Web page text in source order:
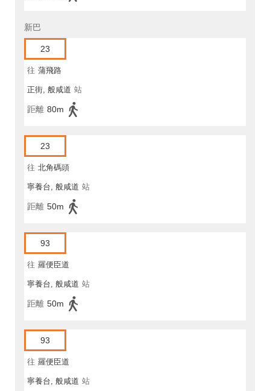
新巴
23
往 蒲飛路
正街, 般咸道 站
距離 80m
23
往 北角碼頭
寧養台, 般咸道 站
距離 50m
93
往 羅便臣道
寧養台, 般咸道 站
距離 50m
93
往 羅便臣道
寧養台, 般咸道 站